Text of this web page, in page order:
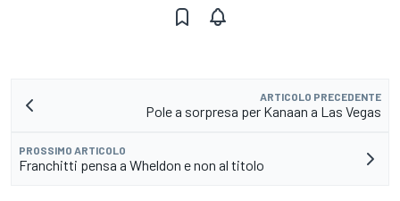
ARTICOLO PRECEDENTE
Pole a sorpresa per Kanaan a Las Vegas
PROSSIMO ARTICOLO
Franchitti pensa a Wheldon e non al titolo